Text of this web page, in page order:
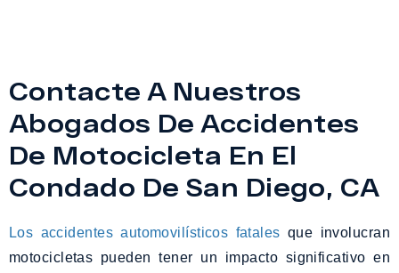
Contacte A Nuestros
Abogados De Accidentes
De Motocicleta En El
Condado De San Diego, CA
Los accidentes automovilísticos fatales que involucran
motocicletas pueden tener un impacto significativo en